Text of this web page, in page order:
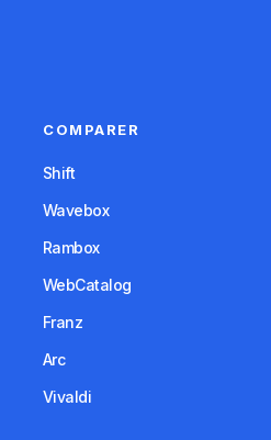
COMPARER
Shift
Wavebox
Rambox
WebCatalog
Franz
Arc
Vivaldi